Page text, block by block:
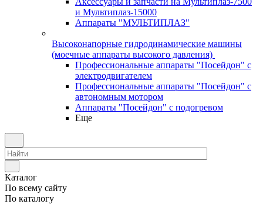
и Мультиплаз-15000
Аппараты "МУЛЬТИПЛАЗ"
Высоконапорные гидродинамические машины
(моечные аппараты высокого давления)
Профессиональные аппараты "Посейдон" с
электродвигателем
Профессиональные аппараты "Посейдон" с
автономным мотором
Аппараты "Посейдон" с подогревом
Еще
Каталог
По всему сайту
По каталогу